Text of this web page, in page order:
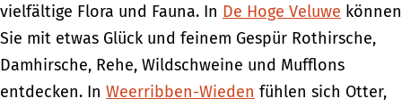
vielfältige Flora und Fauna. In De Hoge Veluwe können
Sie mit etwas Glück und feinem Gespür Rothirsche,
Damhirsche, Rehe, Wildschweine und Mufflons
entdecken. In Weerribben-Wieden fühlen sich Otter,